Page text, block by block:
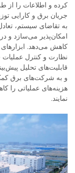
کرده و اطلاعات را از
جریان برق و کارایی
به تقاضای سیستم،
امکان‌پذیر می‌سازد و
کاهش می‌دهد.
نظارت و کنترل عملیات
قابلیت‌های تحلیل
و به شرکت‌های برق کمک
هزینه‌های عملیاتی را
نمایند.